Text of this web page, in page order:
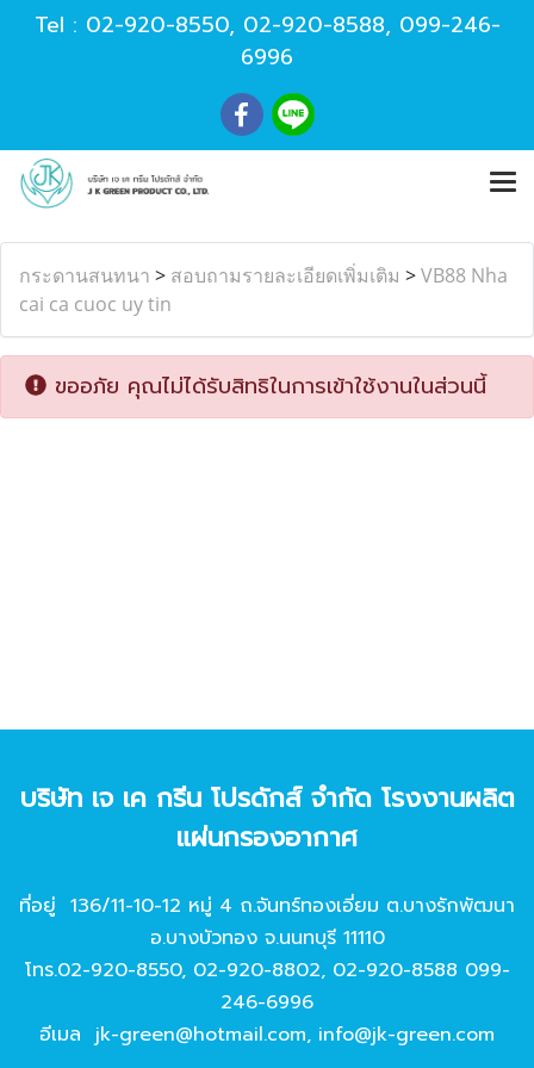
Tel : 02-920-8550, 02-920-8588, 099-246-
6996
กระดานสนทนา > สอบถามรายละเอียดเพิ่มเติม >VB88 Nha
cai ca cuoc uy tin
ขออภัย คุณไม่ได้รับสิทธิในการเข้าใช้งานในส่วนนี้
บริษัท เจ เค กรีน โปรดักส์ จํากัด โรงงานผลิต
แผ่นกรองอากาศ
ที่อยู่ 136/11-10-12 หมู่ 4 ถ.จันทร์ทองเอี่ยม ต.บางรักพัฒนา
อ.บางบัวทอง จ.นนทบุรี 11110
โทร.02-920-8550, 02-920-8802, 02-920-8588 099-
246-6996
อีเมล jk-green@hotmail.com, info@jk-green.com